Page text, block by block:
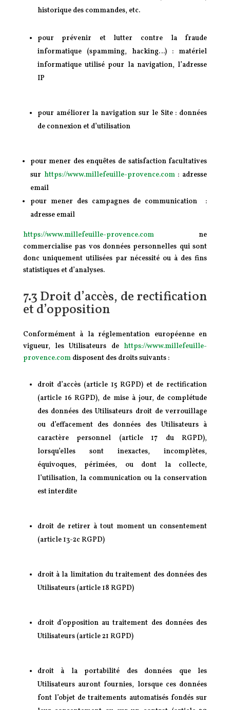
historique des commandes, etc.
pour prévenir et lutter contre la fraude
informatique (spamming, hacking…) : matériel
informatique utilisé pour la navigation, l’adresse
IP
pour améliorer la navigation sur le Site : données
de connexion et d’utilisation
pour mener des enquêtes de satisfaction facultatives
sur https://www.millefeuille-provence.com: adresse
email
pour mener des campagnes de communication :
adresse email
https://www.millefeuille-provence.comne
commercialise pas vos données personnelles qui sont
donc uniquement utilisées par nécessité ou à des fins
statistiques et d’analyses.
7.3 Droit d’accès, de rectification
et d’opposition
Conformément à la réglementation européenne en
vigueur, les Utilisateurs de https://www.millefeuille-
provence.comdisposent des droits suivants :
droit d’accès (article 15 RGPD) et de rectification
(article 16 RGPD), de mise à jour, de complétude
des données des Utilisateurs droit de verrouillage
ou d’effacement des données des Utilisateurs à
caractère personnel (article 17 du RGPD),
lorsqu’elles sont inexactes, incomplètes,
équivoques, périmées, ou dont la collecte,
l’utilisation, la communication ou la conservation
est interdite
droit de retirer à tout moment un consentement
(article 13-2c RGPD)
droit à la limitation du traitement des données des
Utilisateurs (article 18 RGPD)
droit d’opposition au traitement des données des
Utilisateurs (article 21 RGPD)
droit à la portabilité des données que les
Utilisateurs auront fournies, lorsque ces données
font l’objet de traitements automatisés fondés sur